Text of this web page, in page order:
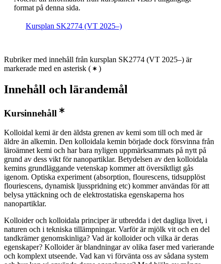
format på denna sida.
Kursplan SK2774 (VT 2025–)
Rubriker med innehåll från kursplan SK2774 (VT 2025–) är
markerade med en asterisk ( )
Innehåll och lärandemål
Kursinnehåll
Kolloidal kemi är den äldsta grenen av kemi som till och med är
äldre än alkemin. Den kolloidala kemin började dock försvinna från
läroämnet kemi och har bara nyligen uppmärksammats på nytt på
grund av dess vikt för nanopartiklar. Betydelsen av den kolloidala
kemins grundläggande vetenskap kommer att översiktligt gås
igenom. Optiska experiment (absorption, flourescens, tidsupplöst
flouriescens, dynamisk ljusspridning etc) kommer användas för att
belysa yttäckning och de elektrostatiska egenskaperna hos
nanopartiklar.
Kolloider och kolloidala principer är utbredda i det dagliga livet, i
naturen och i tekniska tillämpningar. Varför är mjölk vit och en del
tandkrämer genomskinliga? Vad är kolloider och vilka är deras
egenskaper? Kolloider är blandningar av olika faser med varierande
och komplext utseende. Vad kan vi förvänta oss av sådana system